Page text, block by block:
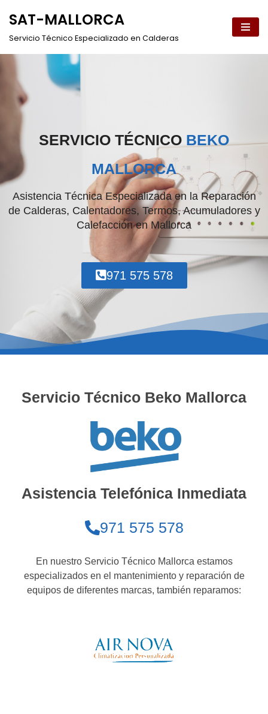
contenido
SAT-MALLORCA
Servicio Técnico Especializado en Calderas
SERVICIO TÉCNICO BEKO
MALLORCA
Asistencia Técnica Especializada en la Reparación
de Calderas, Calentadores, Termos, Acumuladores y
Calefacción en Mallorca
971 575 578
Servicio Técnico Beko Mallorca
Asistencia Telefónica Inmediata
971 575 578
En nuestro Servicio Técnico Mallorca estamos
especializados en el mantenimiento y reparación de
equipos de diferentes marcas, también reparamos: